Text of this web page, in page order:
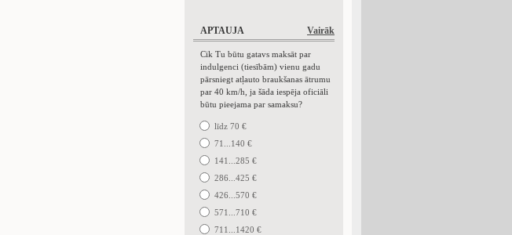
Vairāk
APTAUJA
Cik Tu būtu gatavs maksāt par
indulgenci (tiesībām) vienu gadu
pārsniegt atļauto braukšanas ātrumu
par 40 km/h, ja šāda iespēja oficiāli
būtu pieejama par samaksu?
līdz 70 €
71...140 €
141...285 €
286...425 €
426...570 €
571...710 €
711...1420 €